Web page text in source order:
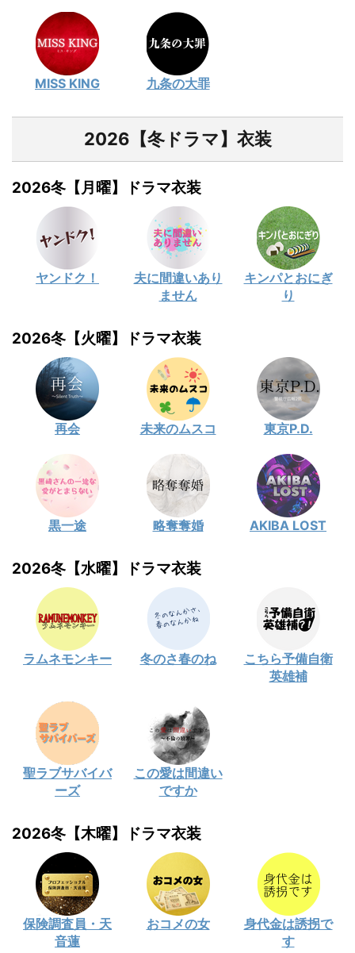
MISS KING 九条の大罪
2026【冬ドラマ】衣装
2026冬【月曜】ドラマ衣装
ヤンドク！
夫に間違いあり
ません
キンパとおにぎ
り
2026冬【火曜】ドラマ衣装
再会 未来のムスコ 東京P.D.
黒一途 略奪奪婚 AKIBA LOST
2026冬【水曜】ドラマ衣装
ラムネモンキー 冬のさ春のね
こちら予備自衛
英雄補
聖ラブサバイバ
ーズ
この愛は間違い
ですか
2026冬【木曜】ドラマ衣装
保険調査員・天
音蓮
おコメの女
身代金は誘拐で
す